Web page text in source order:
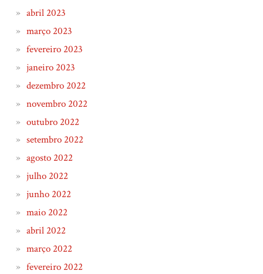
abril 2023
março 2023
fevereiro 2023
janeiro 2023
dezembro 2022
novembro 2022
outubro 2022
setembro 2022
agosto 2022
julho 2022
junho 2022
maio 2022
abril 2022
março 2022
fevereiro 2022